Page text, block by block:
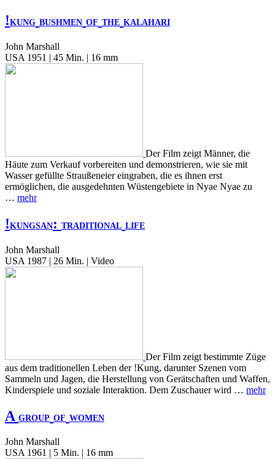
!KUNG BUSHMEN OF THE KALAHARI
John Marshall
USA 1951 | 45 Min. | 16 mm
Der Film zeigt Männer, die
Häute zum Verkauf vorbereiten und demonstrieren, wie sie mit
Wasser gefüllte Straußeneier eingraben, die es ihnen erst
ermöglichen, die ausgedehnten Wüstengebiete in Nyae Nyae zu
… mehr
!KUNGSAN: TRADITIONAL LIFE
John Marshall
USA 1987 | 26 Min. | Video
Der Film zeigt bestimmte Züge
aus dem traditionellen Leben der !Kung, darunter Szenen vom
Sammeln und Jagen, die Herstellung von Gerätschaften und Waffen,
Kinderspiele und soziale Interaktion. Dem Zuschauer wird … mehr
A GROUP OF WOMEN
John Marshall
USA 1961 | 5 Min. | 16 mm